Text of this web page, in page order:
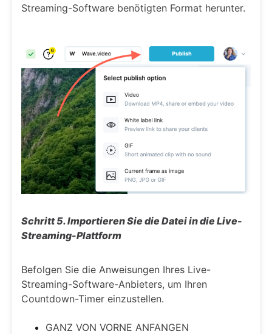
Streaming-Software benötigten Format herunter.
Schritt 5. Importieren Sie die Datei in die Live-
Streaming-Plattform
Befolgen Sie die Anweisungen Ihres Live-
Streaming-Software-Anbieters, um Ihren
Countdown-Timer einzustellen.
GANZ VON VORNE ANFANGEN